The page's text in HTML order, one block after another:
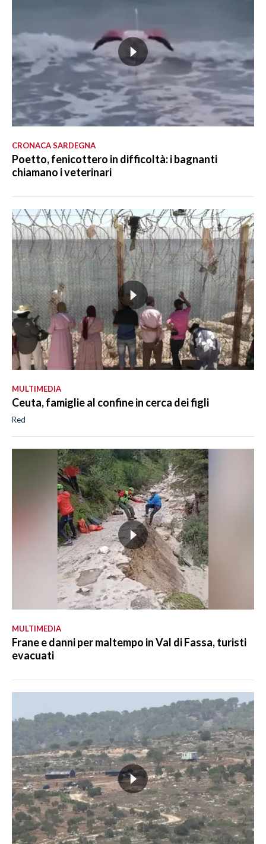
CRONACA SARDEGNA
Poetto, fenicottero in difficoltà: i bagnanti
chiamano i veterinari
MULTIMEDIA
Ceuta, famiglie al confine in cerca dei figli
Red
MULTIMEDIA
Frane e danni per maltempo in Val di Fassa, turisti
evacuati